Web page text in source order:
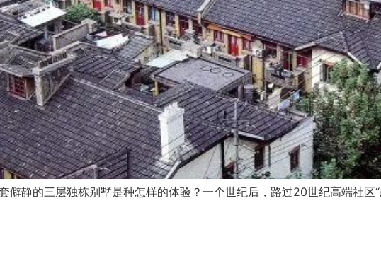
僻静的三层独栋别墅是种怎样的体验？一个世纪后，路过20世纪高端社区“